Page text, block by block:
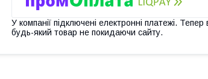
У компанії підключені електронні платежі.
будь-який товар не покидаючи сайту.